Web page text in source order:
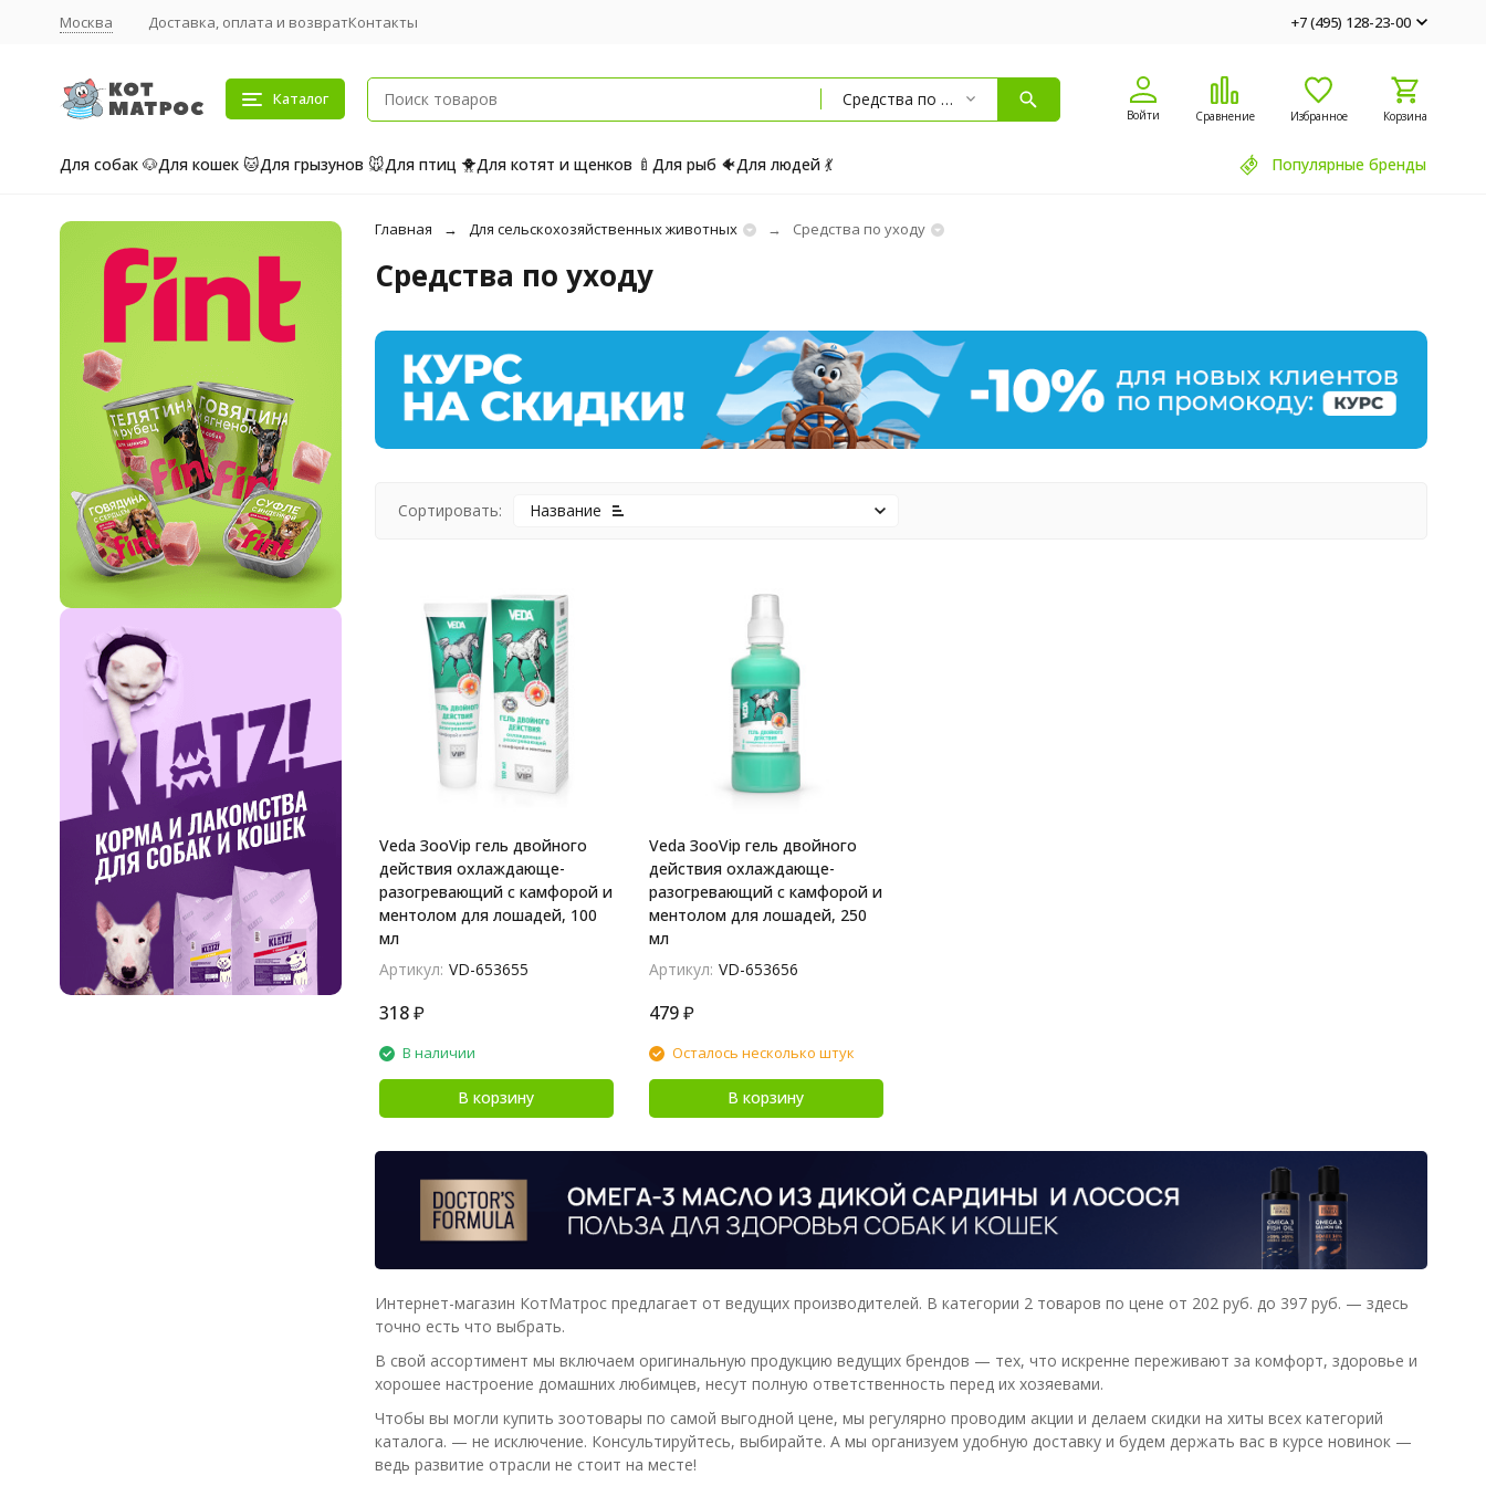
Москва Доставка, оплата и возвратКонтакты +7 (495) 128-23-00
Каталог Средства по уходу
Войти Сравнение Избранное Корзина
Для собак 🐶Для кошек 🐱Для грызунов 🐭Для птиц 🐥Для котят и щенков 🍼 Для рыб 🐠Для людей 💃 Популярные бренды
Главная Для сельскохозяйственных животных Средства по уходу
Средства по уходу
Сортировать: Название
Veda ЗооVip гель двойного
действия охлаждающе-
разогревающий с камфорой и
ментолом для лошадей, 100
мл
Артикул: VD-653655
318 ₽
В наличии
В корзину
Veda ЗооVip гель двойного
действия охлаждающе-
разогревающий с камфорой и
ментолом для лошадей, 250
мл
Артикул: VD-653656
479 ₽
Осталось несколько штук
В корзину
Интернет-магазин КотМатрос предлагает от ведущих производителей. В категории 2 товаров по цене от 202 руб. до 397 руб. — здесь
точно есть что выбрать.
В свой ассортимент мы включаем оригинальную продукцию ведущих брендов — тех, что искренне переживают за комфорт, здоровье и
хорошее настроение домашних любимцев, несут полную ответственность перед их хозяевами.
Чтобы вы могли купить зоотовары по самой выгодной цене, мы регулярно проводим акции и делаем скидки на хиты всех категорий
каталога. — не исключение. Консультируйтесь, выбирайте. А мы организуем удобную доставку и будем держать вас в курсе новинок —
ведь развитие отрасли не стоит на месте!